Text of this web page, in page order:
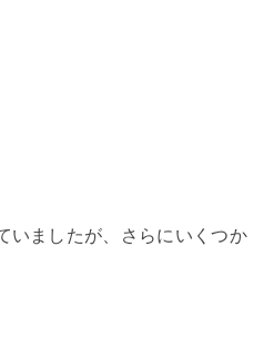
いましたが、さらにいくつか